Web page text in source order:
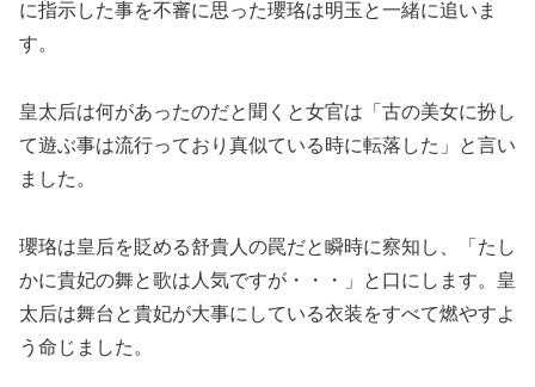
に指示した事を不審に思った瓔珞は明玉と一緒に追いま
す。
皇太后は何があったのだと聞くと女官は「古の美女に扮し
て遊ぶ事は流行っており真似ている時に転落した」と言い
ました。
瓔珞は皇后を貶める舒貴人の罠だと瞬時に察知し、「たし
かに貴妃の舞と歌は人気ですが・・・」と口にします。皇
太后は舞台と貴妃が大事にしている衣装をすべて燃やすよ
う命じました。